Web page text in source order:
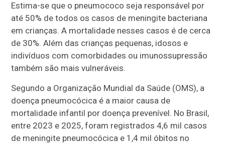
Estima-se que o pneumococo seja responsável por
até 50% de todos os casos de meningite bacteriana
em crianças. A mortalidade nesses casos é de cerca
de 30%. Além das crianças pequenas, idosos e
indivíduos com comorbidades ou imunossupressão
também são mais vulneráveis.
Segundo a Organização Mundial da Saúde (OMS), a
doença pneumocócica é a maior causa de
mortalidade infantil por doença prevenível. No Brasil,
entre 2023 e 2025, foram registrados 4,6 mil casos
de meningite pneumocócica e 1,4 mil óbitos no